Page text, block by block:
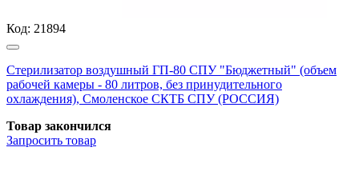
Код: 21894
Стерилизатор воздушный ГП-80 СПУ "Бюджетный" (объем
рабочей камеры - 80 литров, без принудительного
охлаждения), Смоленское СКТБ СПУ (РОССИЯ)
Товар закончился
Запросить товар